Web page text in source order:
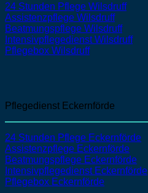
24 Stunden Pflege Wilsdruff
Assistenzpflege Wilsdruff
Beatmungspflege Wilsdruff
IntensivpflegedienstWilsdruff
Pflegebox Wilsdruff
Pflegedienst Eckernförde
24 Stunden Pflege Eckernförde
Assistenzpflege Eckernförde
Beatmungspflege Eckernförde
Intensivpflegedienst Eckernförde
Pflegebox Eckernförde